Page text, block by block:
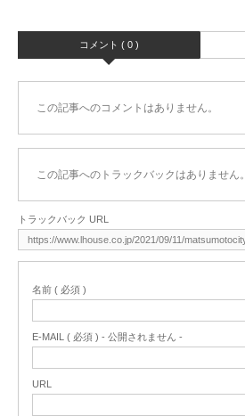
コメント ( 0 )
この記事へのコメントはありません。
この記事へのトラックバックはありません。
トラックバック URL
名前 ( 必須 )
E-MAIL ( 必須 ) - 公開されません -
URL